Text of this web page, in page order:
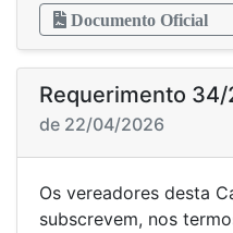
Documento Oficial
Requerimento
de 22/04/2026
Os vereadores desta
subscrevem, nos